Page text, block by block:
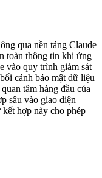
qua nền tảng Claude
toàn thông tin khi ứng
vào quy trình giám sát
cảnh bảo mật dữ liệu
tâm hàng đầu của
sâu vào giao diện
hợp này cho phép